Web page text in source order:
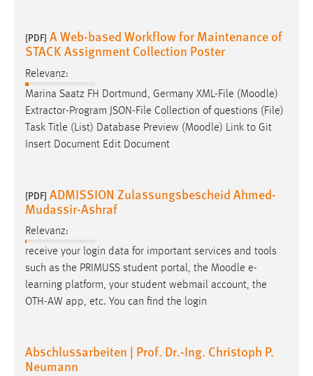
[PDF] A Web-based Workflow for Maintenance of
STACK Assignment Collection Poster
Relevanz:
Marina Saatz FH Dortmund, Germany XML-File (Moodle)
Extractor-Program JSON-File Collection of questions (File)
Task Title (List) Database Preview (Moodle) Link to Git
Insert Document Edit Document
[PDF] ADMISSION Zulassungsbescheid Ahmed-
Mudassir-Ashraf
Relevanz:
receive your login data for important services and tools
such as the PRIMUSS student portal, the Moodle e-
learning platform, your student webmail account, the
OTH-AW app, etc. You can find the login
Abschlussarbeiten | Prof. Dr.-Ing. Christoph P.
Neumann
Name:
MibewSessionID, MIBEW_UserID, mibew_locale, mibew-
chat-frame-style-5e9dbeb1811c0446
Zweck:
Cookie Laufzeit:
MibewSessionID, mibew-chat-frame-style-
Jahre, MIBEW_UserID = 1 Jahr
Login
Name:
Zweck:
Dieser Cookie ist notwendig um sich an der Website